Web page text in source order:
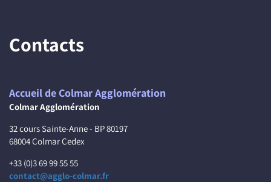
Contacts
Accueil de Colmar Agglomération
Colmar Agglomération
32 cours Sainte-Anne - BP 80197
68004 Colmar Cedex
+33 (0)3 69 99 55 55
contact@agglo-colmar.fr